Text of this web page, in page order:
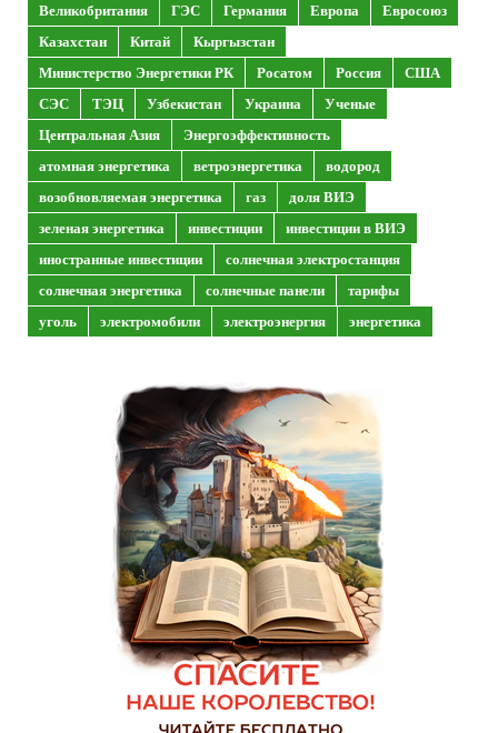
Великобритания
ГЭС Германия Европа
Евросоюз
Казахстан
Китай
Кыргызстан
Министерство Энергетики РК
Росатом Россия
США
СЭС
ТЭЦ Узбекистан Украина
Ученые
Центральная Азия
Энергоэффективность
атомная энергетика
ветроэнергетика
водород
возобновляемая энергетика
газ
доля ВИЭ
зеленая энергетика
инвестиции
инвестиции в ВИЭ
иностранные инвестиции
солнечная электростанция
солнечная энергетика
солнечные панели
тарифы
уголь
электромобили электроэнергия энергетика